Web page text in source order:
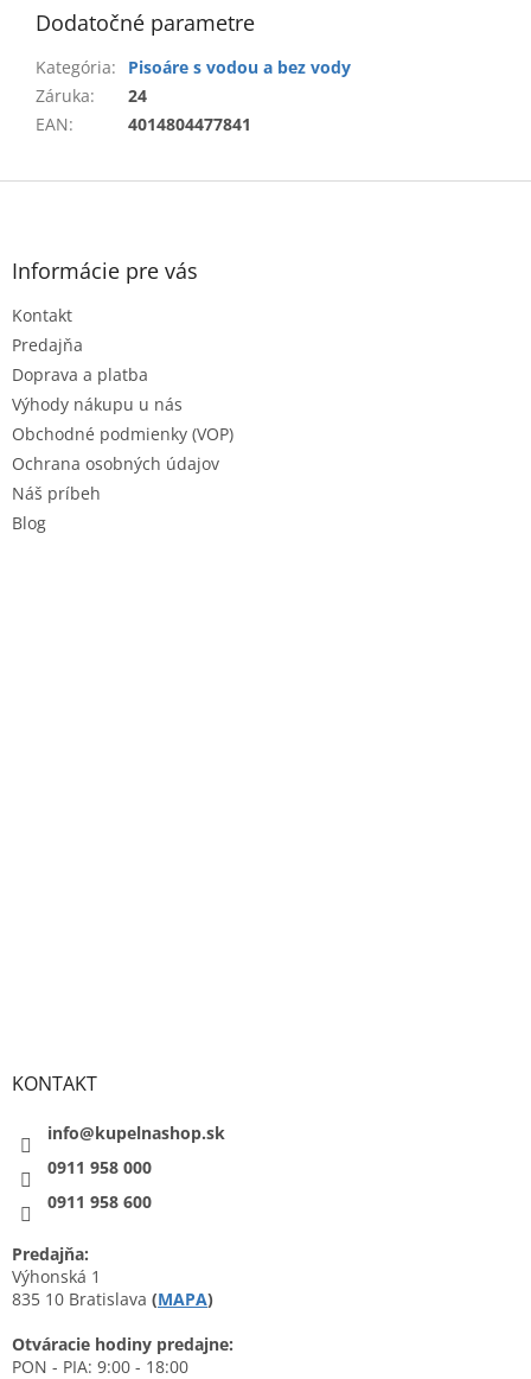
Dodatočné parametre
Kategória:
Pisoáre s vodou a bez vody
Záruka:
24
EAN: 4014804477841
Z
Informácie pre vás
Kontakt
Predajňa
Doprava a platba
Výhody nákupu u nás
Obchodné podmienky (VOP)
Ochrana osobných údajov
Náš príbeh
Blog
KONTAKT
info@kupelnashop.sk
0911 958 000
0911 958 600
Predajňa:
Výhonská 1
835 10 Bratislava (MAPA)
Otváracie hodiny predajne:
PON - PIA: 9:00 - 18:00